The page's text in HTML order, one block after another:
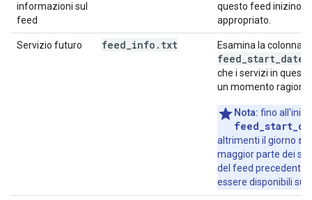
informazioni sul
feed
questo feed inizino
appropriato.
Servizio futuro feed info . txt Esamina la colonna
feed_start_date
che i servizi in
un momento
Nota: fino
altrimenti il giorno
maggior parte dei
del feed precedente
essere disponibili su